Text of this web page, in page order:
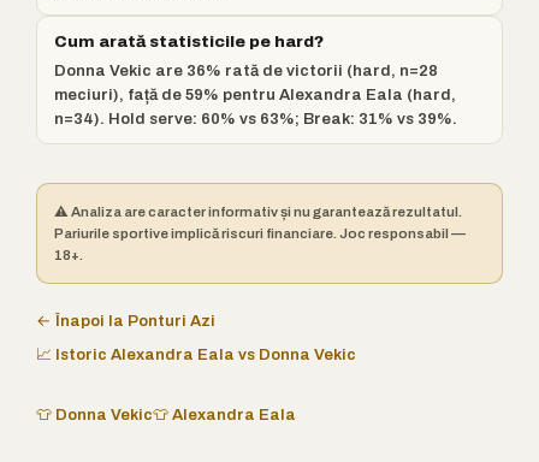
Cum arată statisticile pe hard?
Donna Vekic are 36% rată de victorii (hard, n=28
meciuri), față de 59% pentru Alexandra Eala (hard,
n=34). Hold serve: 60% vs 63%; Break: 31% vs 39%.
⚠️ Analiza are caracter informativ și nu garantează rezultatul.
Pariurile sportive implică riscuri financiare. Joc responsabil —
18+.
← Înapoi la Ponturi Azi
📈 Istoric Alexandra Eala vs Donna Vekic
👕 Donna Vekic👕 Alexandra Eala